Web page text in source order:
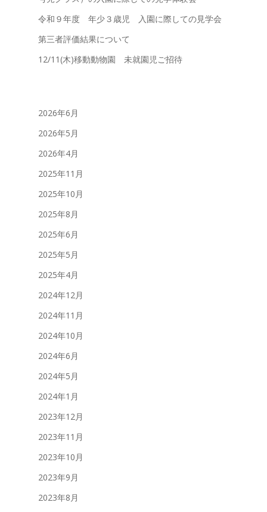
令和９年度 年少３歳児 入園に際しての見学会
第三者評価結果について
12/11(木)移動動物園 未就園児ご招待
2026年6月
2026年5月
2026年4月
2025年11月
2025年10月
2025年8月
2025年6月
2025年5月
2025年4月
2024年12月
2024年11月
2024年10月
2024年6月
2024年5月
2024年1月
2023年12月
2023年11月
2023年10月
2023年9月
2023年8月